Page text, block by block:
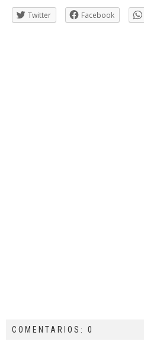
Twitter Facebook
COMENTARIOS: 0